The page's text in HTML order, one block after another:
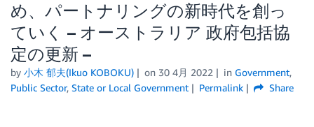
エディション
め、パートナリングの新時代を創っ
ていく – オーストラリア 政府包括協
定の更新 –
by 小木 郁夫(Ikuo KOBOKU) on 30 4月 2022 in Government,
Public Sector, State or Local Government Permalink Share